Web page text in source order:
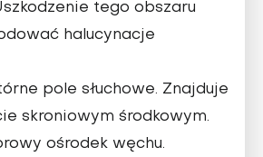
tego obszaru
halucynacje
pole słuchowe. Znajduje
skroniowym środkowym.
ośrodek węchu.